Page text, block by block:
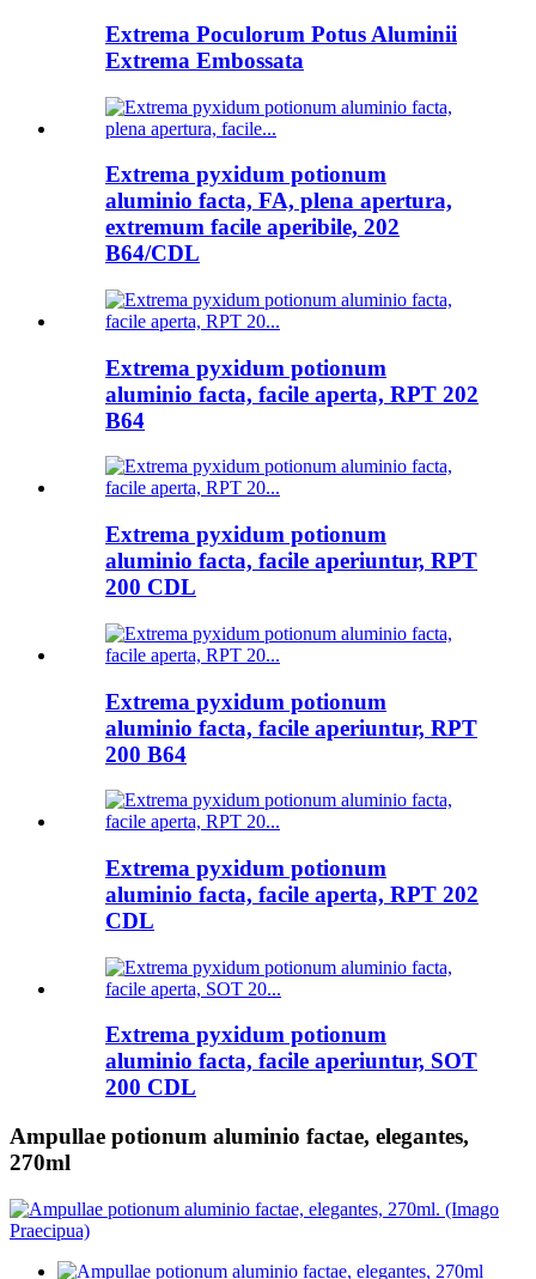
Extrema Poculorum Potus Aluminii
Extrema Embossata
Extrema pyxidum potionum
aluminio facta, FA, plena apertura,
extremum facile aperibile, 202
B64/CDL
Extrema pyxidum potionum
aluminio facta, facile aperta, RPT 202
B64
Extrema pyxidum potionum
aluminio facta, facile aperiuntur, RPT
200 CDL
Extrema pyxidum potionum
aluminio facta, facile aperiuntur, RPT
200 B64
Extrema pyxidum potionum
aluminio facta, facile aperta, RPT 202
CDL
Extrema pyxidum potionum
aluminio facta, facile aperiuntur, SOT
200 CDL
Ampullae potionum aluminio factae, elegantes,
270ml